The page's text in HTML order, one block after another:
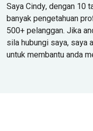
Saya Cindy, dengan 10
banyak pengetahuan
500+ pelanggan. Jika
sila hubungi saya, saya
untuk membantu anda